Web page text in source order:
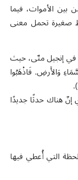
بين الأموات، فيما
صغيرة تحمل معنى
في إنجيل متّى، حيث
وَالأَرضِ. فَاذْهَبُوا
إنّ هناك حدثًا جديدًا
التي أُعطي فيها